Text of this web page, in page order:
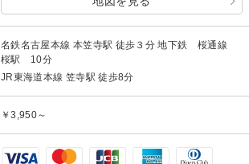
名鉄名古屋本線 本笠寺駅 徒歩３分 地下鉄 桜通線
桜駅 10分
JR東海道本線 笠寺駅 徒歩8分
￥3,950～